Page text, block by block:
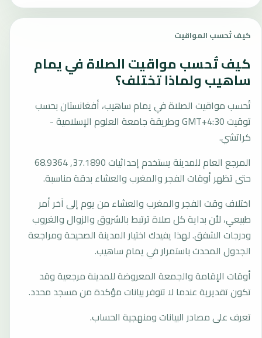
كيف تُحسب المواقيت
كيف تُحسب مواقيت الصلاة في يمام
ساهيب ولماذا تختلف؟
تُحسب مواقيت الصلاة في يمام ساهيب، أفغانستان بحسب
توقيت GMT+4:30 وطريقة جامعة العلوم الإسلامية -
كراتشي.
المرجع العام للمدينة يستخدم إحداثيات 37.1890, 68.9364
حتى تظهر أوقات الفجر والمغرب والعشاء بدقة مناسبة.
اختلاف وقت الفجر والمغرب والعشاء من يوم إلى آخر أمر
طبيعي، لأن بداية كل صلاة ترتبط بالشروق والزوال والغروب
ودرجات الشفق. لهذا يفيدك اختيار المدينة الصحيحة ومراجعة
الجدول المحدث باستمرار في يمام ساهيب.
أوقات الإقامة والجمعة المعروضة للمدينة مرجعية وقد
تكون تقديرية عندما لا تتوفر بيانات مؤكدة من مسجد محدد.
تعرف على مصادر البيانات ومنهجية الحساب.